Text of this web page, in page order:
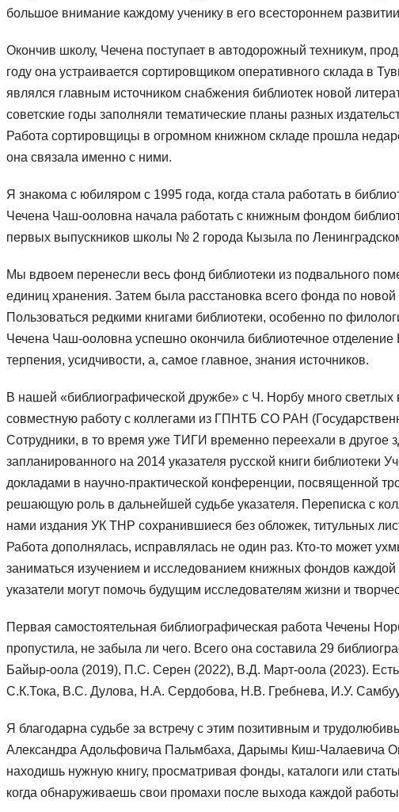
большое внимание каждому ученику в его всестороннем
Окончив школу, Чечена поступает в автодорожный техникум,
году она устраивается сортировщиком оперативного склада в
являлся главным источником снабжения библиотек новой
советские годы заполняли тематические планы разных
Работа сортировщицы в огромном книжном складе прошла
она связала именно с ними.
Я знакома с юбиляром с 1995 года, когда стала работать в
Чечена Чаш-ооловна начала работать с книжным фондом
первых выпускников школы № 2 города Кызыла по
Мы вдвоем перенесли весь фонд библиотеки из подвального
единиц хранения. Затем была расстановка всего фонда по
Пользоваться редкими книгами библиотеки, особенно по
Чечена Чаш-ооловна успешно окончила библиотечное
терпения, усидчивости, а, самое главное, знания источников.
В нашей «библиографической дружбе» с Ч. Норбу много
совместную работу с коллегами из ГПНТБ СО РАН
Сотрудники, в то время уже ТИГИ временно переехали в другое
запланированного на 2014 указателя русской книги библиотеки
докладами в научно-практической конференции, посвященной
решающую роль в дальнейшей судьбе указателя. Переписка с
нами издания УК ТНР сохранившиеся без обложек, титульных
Работа дополнялась, исправлялась не один раз. Кто-то может
заниматься изучением и исследованием книжных фондов
указатели могут помочь будущим исследователям жизни и
Первая самостоятельная библиографическая работа Чечены
пропустила, не забыла ли чего. Всего она составила 29
Байыр-оола (2019), П.С. Серен (2022), В.Д. Март-оола (2023).
С.К.Тока, В.С. Дулова, Н.А. Сердобова, Н.В. Гребнева, И.У.
Я благодарна судьбе за встречу с этим позитивным и
Александра Адольфовича Пальмбаха, Дарымы Киш-Чалаевича
находишь нужную книгу, просматривая фонды, каталоги или
когда обнаруживаешь свои промахи после выхода каждой